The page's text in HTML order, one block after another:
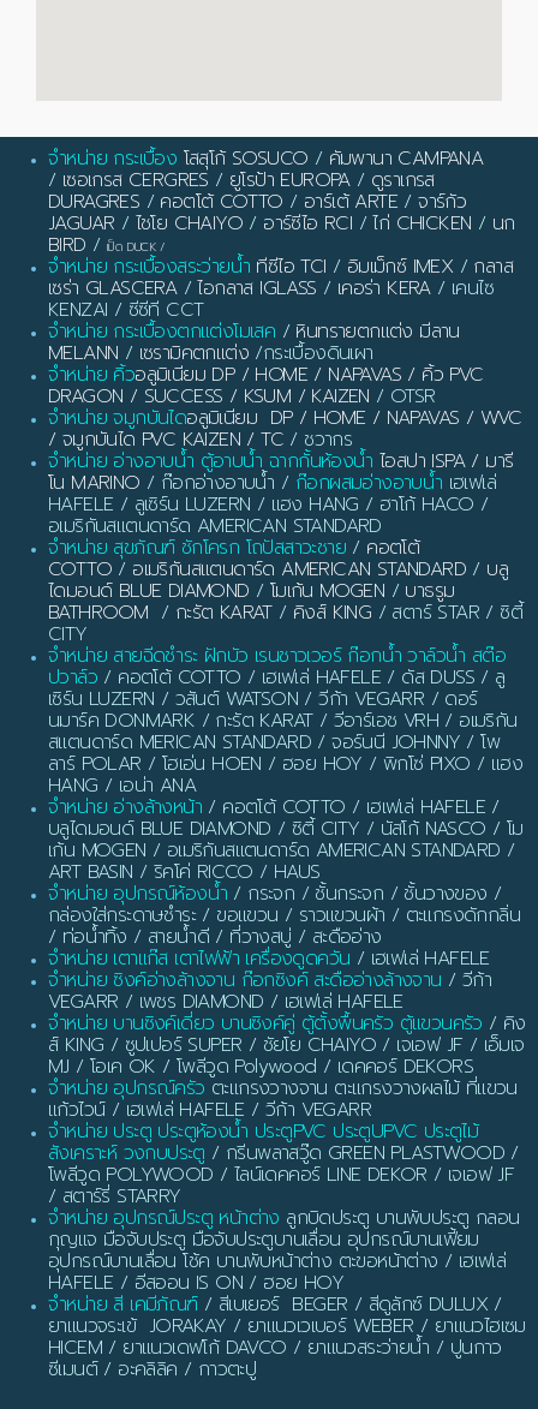
จำหน่าย กระเบื้อง โสสุโก้ SOSUCO / คัมพานา CAMPANA
/ เซอเกรส CERGRES / ยูโรป้า EUROPA/ ดูราเกรส
DURAGRES / คอตโต้ COTTO / อาร์เต้ ARTE /จาร์กัว
JAGUAR / ไชโย CHAIYO / อาร์ซีไอ RCI /ไก่ CHICKEN / นก
BIRD / เป็ด DUCK /
จำหน่าย กระเบื้องสระว่ายน้ำ ทีซีไอ TCI / อิมเม็กซ์ IMEX/ กลาส
เซร่า GLASCERA/ไอกลาส IGLASS / เคอร่า KERA/ เคนไซ
KENZAI / ซีซีที CCT
จำหน่าย กระเบื้องตกแต่งโมเสค / หินทรายตกแต่ง มีลาน
MELANN / เซรามิคตกแต่ง /กระเบื้องดินเผา
จำหน่าย คิ้วอลูมิเนียม DP / HOME / NAPAVAS / คิ้ว PVC
DRAGON / SUCCESS / KSUM / KAIZEN / OTSR
จำหน่าย จมูกบันไดอลูมิเนียม DP / HOME / NAPAVAS / WVC
/ จมูกบันได PVC KAIZEN / TC / ชวากร
จำหน่าย อ่างอาบน้ำ ตู้อาบน้ำ ฉากกั้นห้องน้ำ ไอสปา ISPA / มารี
โน MARINO / ก๊อกอ่างอาบน้ำ / ก๊อกผสมอ่างอาบน้ำ เฮเฟเล่
HAFELE / ลูเซิร์น LUZERN / แฮง HANG / ฮาโก้ HACO /
อเมริกันสแตนดาร์ด AMERICAN STANDARD
จำหน่าย สุขภัณฑ์ ชักโครก โถปัสสาวะชาย / คอตโต้
COTTO / อเมริกันสแตนดาร์ด AMERICAN STANDARD / บลู
ไดมอนด์ BLUE DIAMOND / โมเก้น MOGEN / บาธรูม
BATHROOM / กะรัต KARAT/ คิงส์ KING / สตาร์ STAR / ซิตี้
CITY
จำหน่าย สายฉีดชำระ ฝักบัว เรนชาวเวอร์ ก๊อกน้ำ วาล์วน้ำ สต๊อ
ปวาล์ว / คอตโต้ COTTO / เฮเฟเล่ HAFELE / ดัส DUSS / ลู
เซิร์น LUZERN / วสันต์ WATSON / วีก้า VEGARR / ดอร์
นมาร์ค DONMARK / กะรัต KARAT / วีอาร์เอช VRH / อเมริกัน
สแตนดาร์ด MERICAN STANDARD / จอร์นนี JOHNNY / โพ
ลาร์ POLAR / โฮเอ่น HOEN / ฮอย HOY / พิกโซ่ PIXO / แฮง
HANG / เอน่า ANA
จำหน่าย อ่างล้างหน้า / คอตโต้ COTTO / เฮเฟเล่ HAFELE /
บลูไดมอนด์ BLUE DIAMOND / ซิตี้ CITY / นัสโก้ NASCO / โม
เก้น MOGEN / อเมริกันสแตนดาร์ด AMERICAN STANDARD /
ART BASIN / ริคโค่ RICCO / HAUS
จำหน่าย อุปกรณ์ห้องน้ำ / กระจก / ชั้นกระจก / ชั้นวางของ /
กล่องใส่กระดาษชำระ / ขอแขวน / ราวแขวนผ้า / ตะแกรงดักกลิ่น
/ ท่อน้ำทิ้ง / สายน้ำดี / ที่วางสบู่ / สะดืออ่าง
จำหน่าย เตาแก๊ส เตาไฟฟ้า เครื่องดูดควัน / เฮเฟเล่ HAFELE
จำหน่าย ซิงค์อ่างล้างจาน ก๊อกซิงค์ สะดืออ่างล้างจาน / วีก้า
VEGARR / เพชร DIAMOND / เฮเฟเล่ HAFELE
จำหน่าย บานซิงค์เดี่ยว บานซิงค์คู่ ตู้ตั้งพื้นครัว ตู้แขวนครัว / คิง
ส์ KING / ซูปเปอร์ SUPER / ชัยโย CHAIYO / เจเอฟ JF / เอ็มเจ
MJ / โอเค OK / โพลีวูด Polywood / เดคคอร์ DEKORS
จำหน่าย อุปกรณ์ครัว ตะแกรงวางจาน ตะแกรงวางผลไม้ ที่แขวน
แก้วไวน์ / เฮเฟเล่ HAFELE / วีก้า VEGARR
จำหน่าย ประตู ประตูห้องน้ำ ประตูPVC ประตูUPVC ประตูไม้
สังเคราะห์ วงกบประตู / กรีนพลาสวู๊ด GREEN PLASTWOOD /
โพลีวูด POLYWOOD / ไลน์เดคคอร์ LINE DEKOR / เจเอฟ JF
/ สตาร์รี่ STARRY
จำหน่าย อุปกรณ์ประตู หน้าต่าง ลูกบิดประตู บานพับประตู กลอน
กุญแจ มือจับประตู มือจับประตูบานเลื่อน อุปกรณ์บานเฟี้ยม
อุปกรณ์บานเลื่อน โช้ค บานพับหน้าต่าง ตะขอหน้าต่าง / เฮเฟเล่
HAFELE / อีสออน IS ON / ฮอย HOY
จำหน่าย สี เคมีภัณฑ์/ สีเบเยอร์ BEGER / สีดูลักซ์ DULUX /
ยาแนวจระเข้ JORAKAY / ยาแนวเวเบอร์ WEBER / ยาแนวไฮเซม
HICEM / ยาแนวเดฟโก้ DAVCO / ยาแนวสระว่ายน้ำ / ปูนกาว
ซีเมนต์ / อะคลิลิค / กาวตะปู